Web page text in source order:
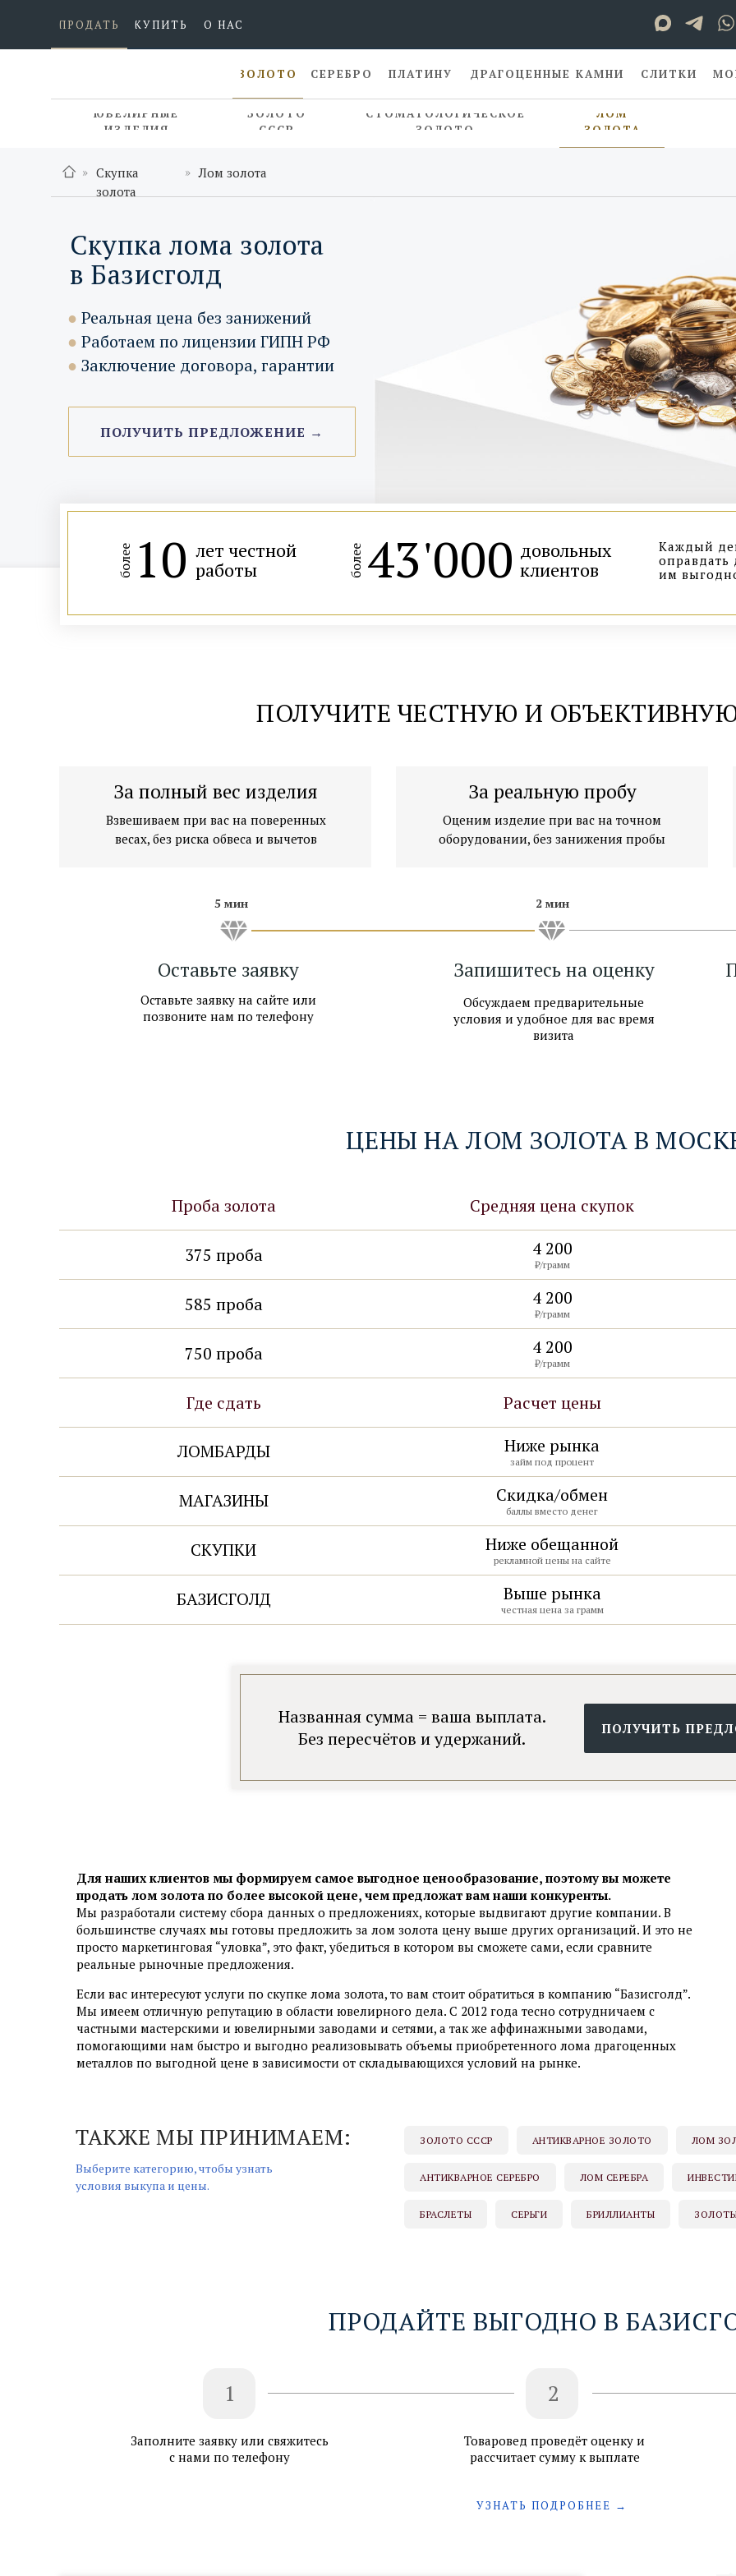
ПРОДАТЬ КУПИТЬ О НАС
ЗОЛОТО СЕРЕБРО ПЛАТИНУ СЛИТКИ
ЮВЕЛИРНЫЕ
ИЗДЕЛИЯ
ЗОЛОТО
СССР
СТОМАТОЛОГИЧЕСКОЕ
ЗОЛОТО
ЛОМ
ЗОЛОТА
ДРАГОЦЕННЫЕ КАМНИ
Скупка
золота
Лом золота
» »
● Реальная цена без занижений
● Работаем по лицензии ГИПН РФ
● Заключение договора, гарантии
м. Киевская, 1 мин. пешком
Скупка лома золота
в Базисголд
8 800 775-85-27
Показать на карте →
ПОЛУЧИТЬ ПРЕДЛОЖЕНИЕ →
10
Каждый
им
лет честной
работы
43'000
более
довольных
клиентов
более
За полный вес изделия
ПОЛУЧИТЕ ЧЕСТНУЮ И
За реальную пробу
Взвешиваем при вас на поверенных
весах, без риска обвеса и вычетов
Оценим изделие при вас на точном
оборудовании, без занижения пробы
Оставьте заявку на сайте или
позвоните нам по телефону
Оставьте заявку
Обсуждаем предварительные
условия и удобное для вас время
визита
Запишитесь на оценку
5 мин 2 мин
8 800 775-85-27
ЦЕНЫ НА ЛОМ ЗОЛОТА В
Проба золота Средняя цена скупок
375 проба 4 200
золото на переплавку ₽/грамм
4 900
750 проба 5 800
375 проба 4 200
₽/грамм
585 проба 4 200
₽/грамм
750 проба 4 200
₽/грамм
Где сдать Расчет цены
375 проба 4 200
золото на переплавку ₽/грамм
4 900
750 проба 5 800
золото на переплавку ₽/грамм
ЛОМБАРДЫ Ниже рынка
займ под процент
МАГАЗИНЫ Скидка/обмен
баллы вместо денег
СКУПКИ Ниже обещанной
рекламной цены на сайте
БАЗИСГОЛД Выше рынка
честная цена за грамм
ПОЛУЧИТЬ
Названная сумма = ваша выплата.
Без пересчётов и удержаний.
Для наших клиентов мы формируем самое выгодное ценообразование, поэтому вы можете
продать лом золота по более высокой цене, чем предложат вам наши конкуренты.
Мы разработали систему сбора данных о предложениях, которые выдвигают другие компании. В
большинстве случаях мы готовы предложить за лом золота цену выше других организаций. И это не
просто маркетинговая “уловка”, это факт, убедиться в котором вы сможете сами, если сравните
реальные рыночные предложения.
Если вас интересуют услуги по скупке лома золота, то вам стоит обратиться в компанию “Базисголд”.
Мы имеем отличную репутацию в области ювелирного дела. С 2012 года тесно сотрудничаем с
частными мастерскими и ювелирными заводами и сетями, а так же аффинажными заводами,
помогающими нам быстро и выгодно реализовывать объемы приобретенного лома драгоценных
металлов по выгодной цене в зависимости от складывающихся условий на рынке.
ТАКЖЕ МЫ ПРИНИМАЕМ:
Выберите категорию, чтобы узнать
условия выкупа и цены.
ЗОЛОТО СССР АНТИКВАРНОЕ ЗОЛОТО ЛОМ
АНТИКВАРНОЕ СЕРЕБРО ЛОМ СЕРЕБРА
БРАСЛЕТЫ СЕРЬГИ БРИЛЛИАНТЫ
Заполните заявку или свяжитесь
с нами по телефону
1 2
Товаровед проведёт оценку и
рассчитает сумму к выплате
УЗНАТЬ ПОДРОБНЕЕ →
ПРОДАЙТЕ ВЫГОДНО В